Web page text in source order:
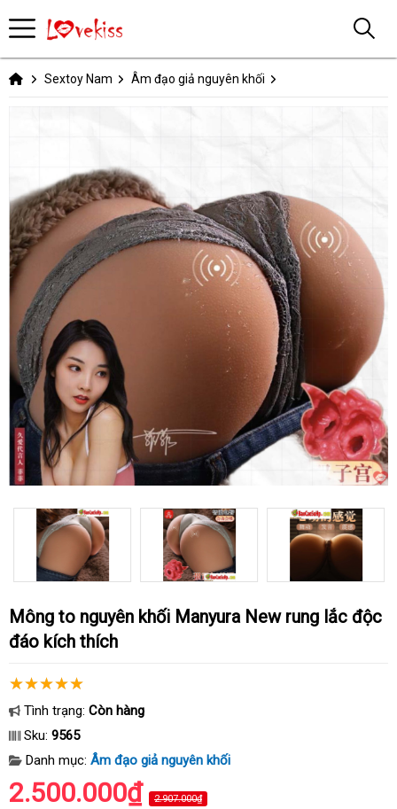
Sextoy Nam Âm đạo giả nguyên khối
Mông to nguyên khối Manyura New rung lắc độc
đáo kích thích
Tình trạng: Còn hàng
Sku: 9565
Danh mục: Âm đạo giả nguyên khối
2.500.000₫ 2.907.000₫